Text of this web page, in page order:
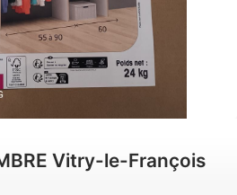
Vitry-le-François